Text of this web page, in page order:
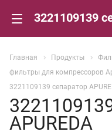
Главная Продукты
фильтры для компрессоров
3221109139 сепаратор
APUREDA